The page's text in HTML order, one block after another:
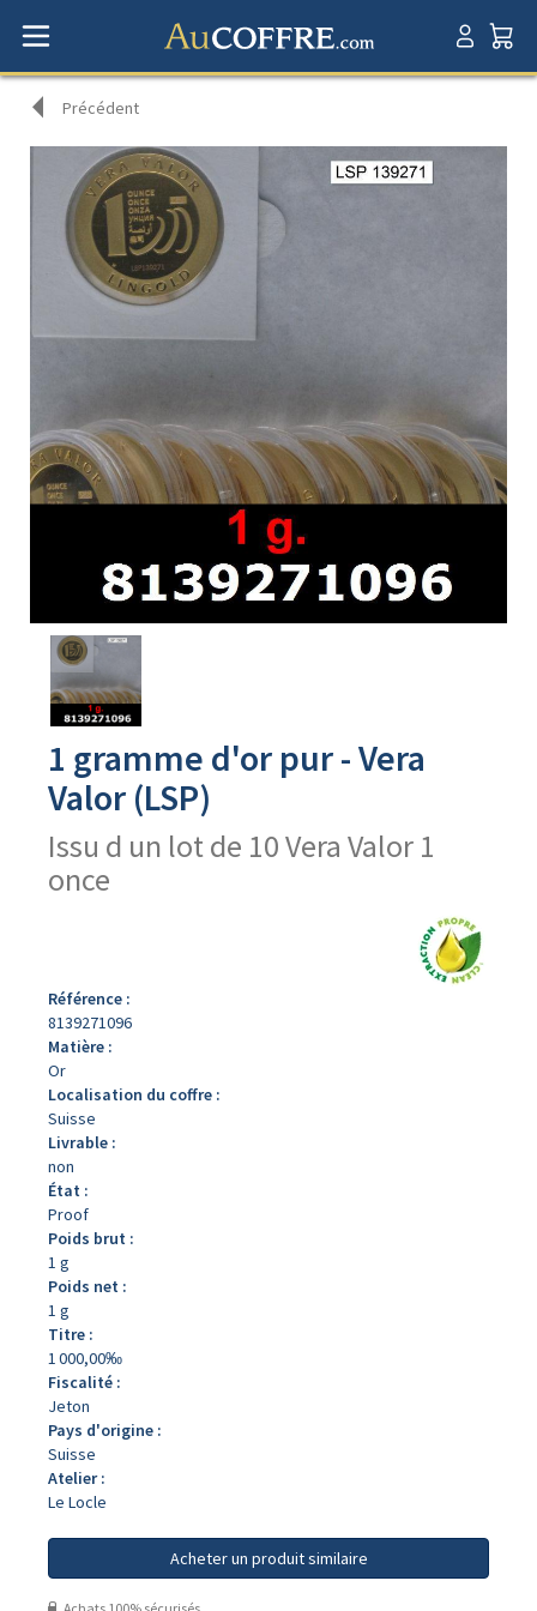
Précédent
Avers
produit
1 gramme d'or pur - Vera
Valor (LSP)
Issu d un lot de 10 Vera Valor 1
once
Référence :
8139271096
Matière :
Or
Localisation du coffre :
Suisse
Livrable :
non
État :
Proof
Poids brut :
1 g
Poids net :
1 g
Titre :
1 000,00‰
Fiscalité :
Jeton
Pays d'origine :
Suisse
Atelier :
Le Locle
Acheter un produit similaire